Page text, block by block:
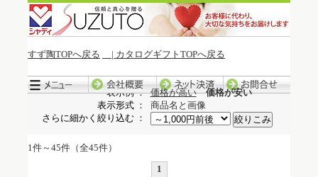
冬季休暇中の発送について
すず陶TOPへ戻る | カタログギフトTOPへ戻る
表示例 ： 価格が高い
価格が安い
表示形式 ：
商品名と画像
さらに細かく絞り込む ：
1件～45件（全45件）
1